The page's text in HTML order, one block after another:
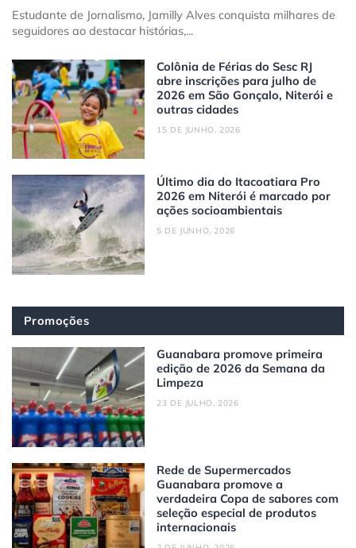
Estudante de Jornalismo, Jamilly Alves conquista milhares de
seguidores ao destacar histórias,...
Colônia de Férias do Sesc RJ
abre inscrições para julho de
2026 em São Gonçalo, Niterói e
outras cidades
15 DE JUNHO, 2026
Último dia do Itacoatiara Pro
2026 em Niterói é marcado por
ações socioambientais
5 DE JUNHO, 2026
Promoções
Guanabara promove primeira
edição de 2026 da Semana da
Limpeza
23 DE JULHO, 2026
Rede de Supermercados
Guanabara promove a
verdadeira Copa de sabores com
seleção especial de produtos
internacionais